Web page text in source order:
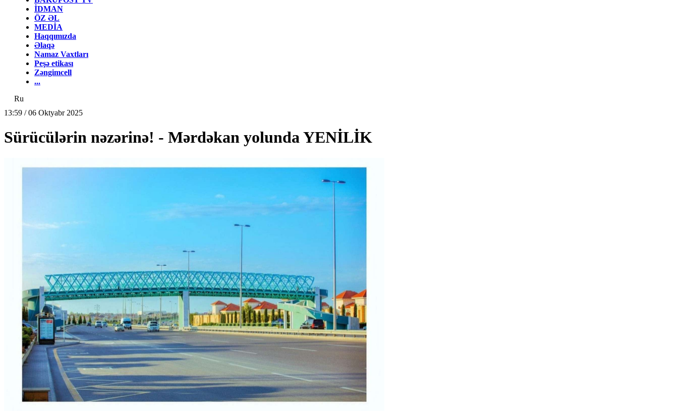
İDMAN
ÖZ ƏL
MEDİA
Haqqımızda
Əlaqə
Namaz Vaxtları
Peşə etikası
Zəngimcell
...
Ru
13:59 / 06 Oktyabr 2025
Sürücülərin nəzərinə! - Mərdəkan yolunda YENİLİK